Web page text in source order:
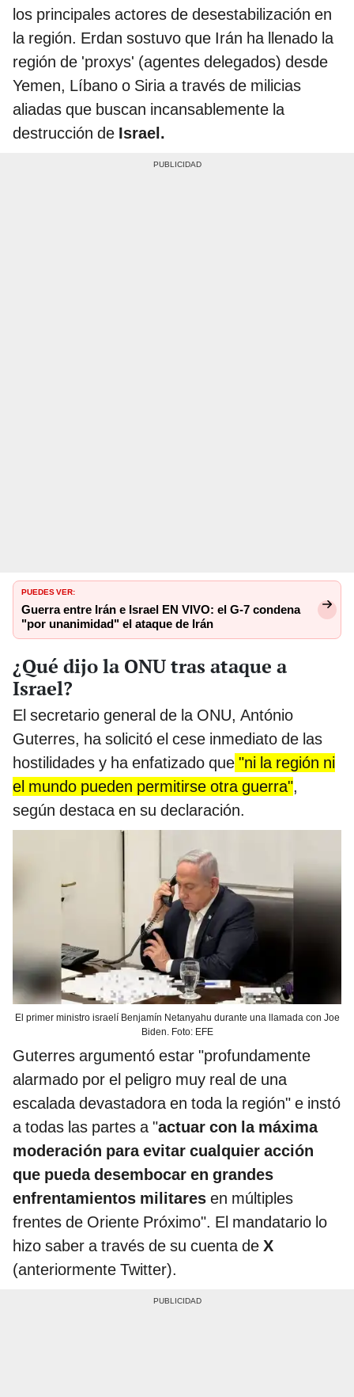
los principales actores de desestabilización en
la región. Erdan sostuvo que Irán ha llenado la
región de 'proxys' (agentes delegados) desde
Yemen, Líbano o Siria a través de milicias
aliadas que buscan incansablemente la
destrucción de Israel.
PUEDES VER:
Guerra entre Irán e Israel EN VIVO: el G-7 condena
"por unanimidad" el ataque de Irán
¿Qué dijo la ONU tras ataque a
Israel?
El secretario general de la ONU, António
Guterres, ha solicitó el cese inmediato de las
hostilidades y ha enfatizado que "ni la región ni
el mundo pueden permitirse otra guerra",
según destaca en su declaración.
El primer ministro israelí Benjamín Netanyahu durante una llamada con Joe
Biden. Foto: EFE
Guterres argumentó estar "profundamente
alarmado por el peligro muy real de una
escalada devastadora en toda la región" e instó
a todas las partes a "actuar con la máxima
moderación para evitar cualquier acción
que pueda desembocar en grandes
enfrentamientos militares en múltiples
frentes de Oriente Próximo". El mandatario lo
hizo saber a través de su cuenta de X
(anteriormente Twitter).